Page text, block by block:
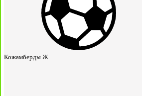
Кожамберды Ж